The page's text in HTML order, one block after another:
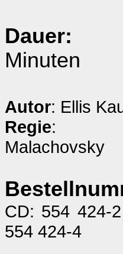
Dauer:
Minuten
Autor: Ellis
Regie:
Malachovsky
CD: 554 424-
554 424-4